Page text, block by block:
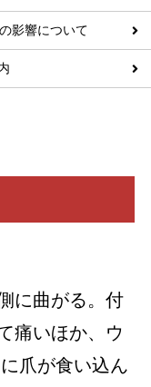
影響について
に曲がる。付
痛いほか、ウ
爪が食い込ん